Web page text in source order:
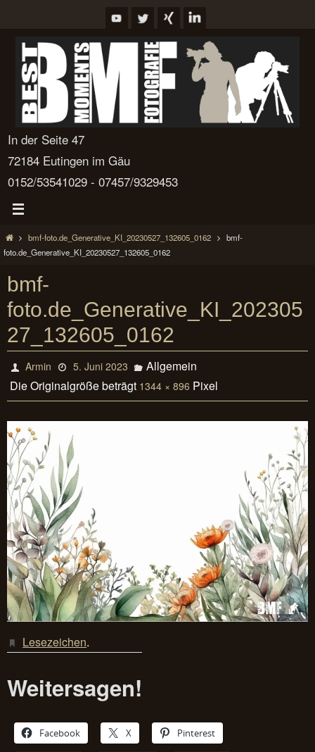
springen
In der Seite 47
72184 Eutingen im Gäu
0152/53541029 - 07457/9329453
Startbmf-foto.de_Generative_KI_20230527_132605_0162
bmf-
foto.de_Generative_KI_20230527_132605_0162
bmf-
foto.de_Generative_KI_202305
27_132605_0162
Armin 5. Juni 2023
Allgemein
Die Originalgröße beträgt 1344 × 896 Pixel
Lesezeichen.
Weitersagen!
Facebook X Pinterest